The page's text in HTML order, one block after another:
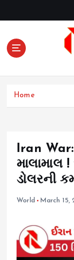
Home
Iran War:
માલામાલ
ડોલરની
World March 15,